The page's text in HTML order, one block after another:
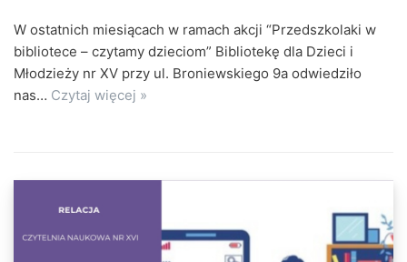
W ostatnich miesiącach w ramach akcji “Przedszkolaki w
bibliotece – czytamy dzieciom” Bibliotekę dla Dzieci i
Młodzieży nr XV przy ul. Broniewskiego 9a odwiedziło
nas… Czytaj więcej »